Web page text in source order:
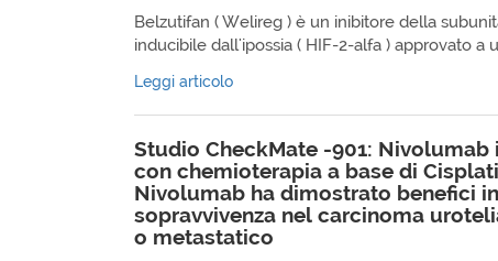
Belzutifan ( Welireg ) è un inibitore della
inducibile dall'ipossia ( HIF-2-alfa ) approvato a
Leggi articolo
Studio CheckMate -901: Nivolumab
con chemioterapia a base di
Nivolumab ha dimostrato benefici
sopravvivenza nel carcinoma
o metastatico